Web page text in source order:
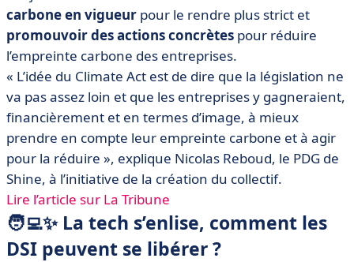
carbone en vigueur pour le rendre plus strict et
promouvoir des actions concrètes pour réduire
l’empreinte carbone des entreprises.
« L’idée du Climate Act est de dire que la législation ne
va pas assez loin et que les entreprises y gagneraient,
financièrement et en termes d’image, à mieux
prendre en compte leur empreinte carbone et à agir
pour la réduire », explique Nicolas Reboud, le PDG de
Shine, à l’initiative de la création du collectif.
Lire l’article sur La Tribune
🧑‍💻✨ La tech s’enlise, comment les
DSI peuvent se libérer ?